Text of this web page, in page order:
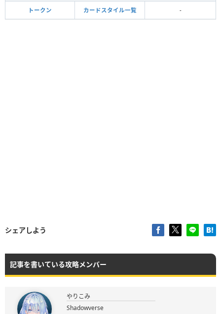
トークン カードスタイル一覧 -
シェアしよう
記事を書いている攻略メンバー
やりこみ
Shadowverse